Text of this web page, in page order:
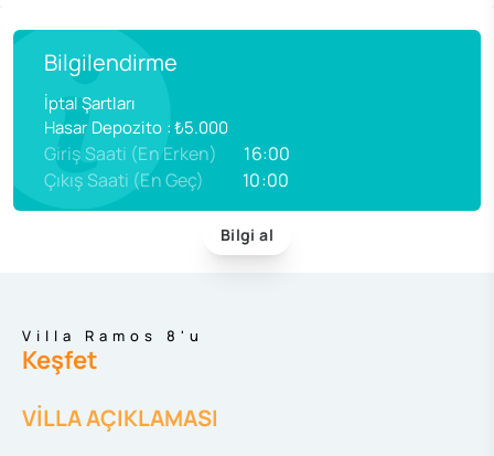
Bilgilendirme
İptal Şartları
Hasar Depozito :₺5.000
Giriş Saati (En Erken)
16:00
Çıkış Saati (En Geç)
10:00
Bilgi al
Villa Ramos 8'u
Keşfet
VİLLA AÇIKLAMASI